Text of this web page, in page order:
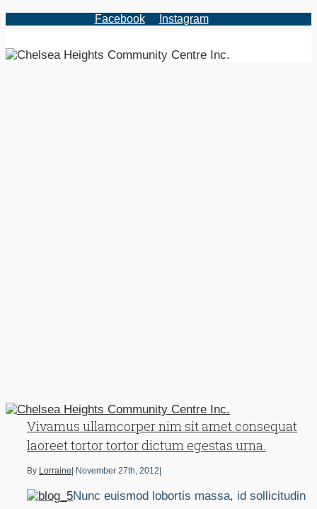
Facebook Instagram
Vivamus ullamcorper nim sit amet consequat
laoreet tortor tortor dictum egestas urna.
By Lorraine| November 27th, 2012|
Nunc euismod lobortis massa, id sollicitudin